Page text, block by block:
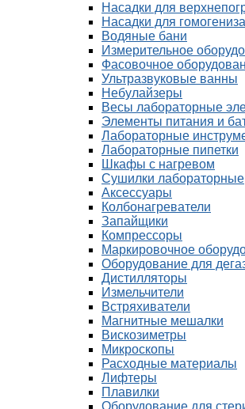
Насадки для
Насадки для
Водяные бани
Измерительное
Фасовочное
Ультразвуковые ванны
Небулайзеры
Весы лабораторные
Элементы питания и
Лабораторные
Лабораторные пипетки
Шкафы с нагревом
Сушилки лабораторные
Аксессуары
Колбонагреватели
Запайщики
Компрессоры
Маркировочное
Оборудование для
Дистилляторы
Измельчители
Встряхиватели
Магнитные мешалки
Вискозиметры
Микроскопы
Расходные материалы
Лифтеры
Плавилки
Оборудование для